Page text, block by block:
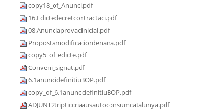
copy18_of_Anunci.pdf
16.Edictedecretcontractaci.pdf
08.Anunciaprovaciinicial.pdf
Propostamodificaciordenana.pdf
copy5_of_edicte.pdf
Conveni_signat.pdf
6.1anuncidefinitiuBOP.pdf
copy_of_6.1anuncidefinitiuBOP.pdf
ADJUNT2tripticcriaausautoconsumcatalunya.pdf